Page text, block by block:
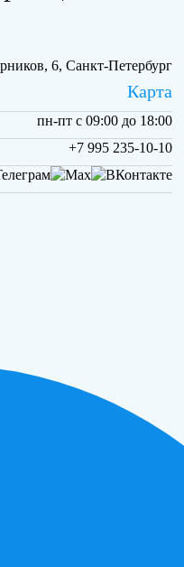
6, Санкт-Петербург
Карта
пн-пт с 09:00 до 18:00
+7 995 235-10-10